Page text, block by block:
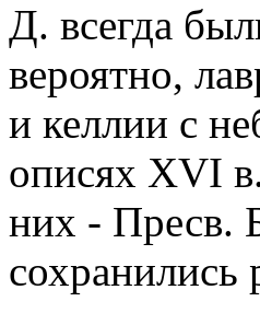
Д. всегда
вероятно,
и келлии с
описях XVI
них - Пресв.